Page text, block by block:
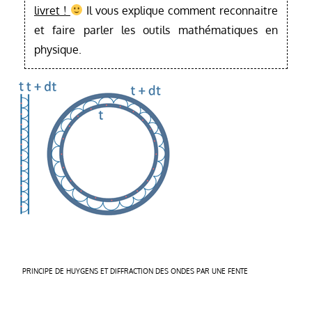
livret !
Il vous explique comment reconnaitre
et faire parler les outils mathématiques en
physique.
Navigation
PRINCIPE DE HUYGENS ET DIFFRACTION DES ONDES PAR UNE FENTE